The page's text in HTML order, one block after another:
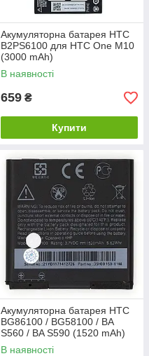
Акумуляторна батарея HTC
B2PS6100 для HTC One M10
(3000 mAh)
В наявності
659 ₴
Купити
Акумуляторна батарея HTC
BG86100 / BG58100 / BA
S560 / BA S590 (1520 mAh)
В наявності